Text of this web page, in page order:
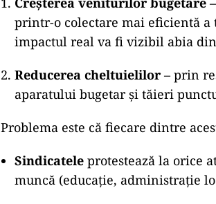
printr-o colectare mai eficientă a
impactul real va fi vizibil abia
Reducerea cheltuielilor – prin
aparatului bugetar și tăieri
Problema este că fiecare dintre
Sindicatele protestează la orice
muncă (educație, administrație